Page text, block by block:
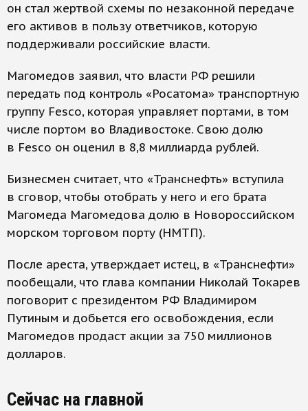
он стал жертвой схемы по незаконной передаче
его активов в пользу ответчиков, которую
поддерживали российские власти.
Магомедов заявил, что власти РФ решили
передать под контроль «Росатома» транспортную
группу Fesco, которая управляет портами, в том
числе портом во Владивостоке. Свою долю
в Fesco он оценил в 8,8 миллиарда рублей.
Бизнесмен считает, что «Транснефть» вступила
в сговор, чтобы отобрать у него и его брата
Магомеда Магомедова долю в Новороссийском
морском торговом порту (НМТП).
После ареста, утверждает истец, в «Транснефти»
пообещали, что глава компании Николай Токарев
поговорит с президентом РФ Владимиром
Путиным и добьется его освобождения, если
Магомедов продаст акции за 750 миллионов
долларов.
Сейчас на главной